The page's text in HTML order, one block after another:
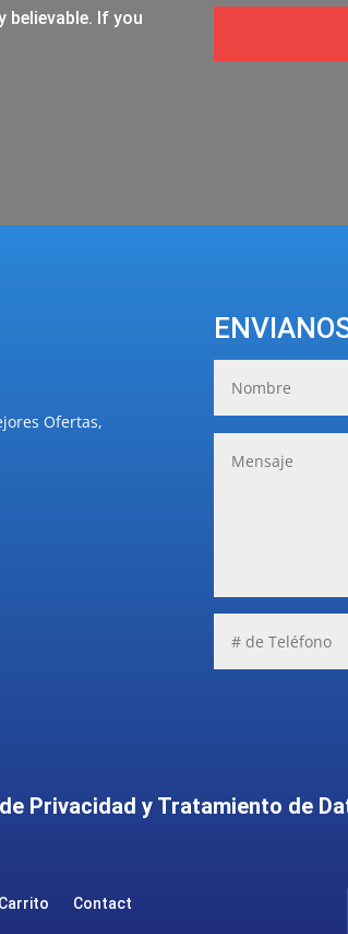
If you
Ofertas,
Privacidad y Tratamiento de
Carrito
Contact